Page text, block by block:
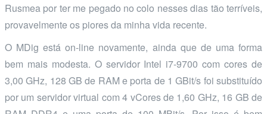
Rusmea por ter me pegado no colo nesses dias tão terríveis,
provavelmente os piores da minha vida recente.
O MDig está on-line novamente, ainda que de uma forma
bem mais modesta. O servidor Intel i7-9700 com cores de
3,00 GHz, 128 GB de RAM e porta de 1 GBit/s foi substituído
por um servidor virtual com 4 vCores de 1,60 GHz, 16 GB de